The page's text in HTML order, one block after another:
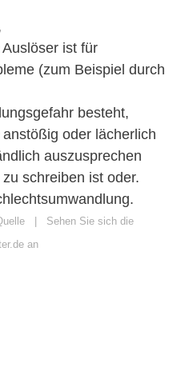
ist für
(zum Beispiel durch
besteht,
oder lächerlich
auszusprechen
schreiben ist oder.
| Sehen Sie sich die
an